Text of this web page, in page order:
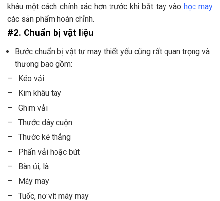
khâu một cách chính xác hơn trước khi bắt tay vào học may
các sản phẩm hoàn chỉnh.
#2. Chuẩn bị vật liệu
Bước chuẩn bị vật tư may thiết yếu cũng rất quan trọng và
thường bao gồm:
– Kéo vải
– Kim khâu tay
– Ghim vải
– Thước dây cuộn
– Thước kẻ thẳng
– Phấn vải hoặc bút
– Bàn ủi, là
– Máy may
– Tuốc, nơ vít máy may